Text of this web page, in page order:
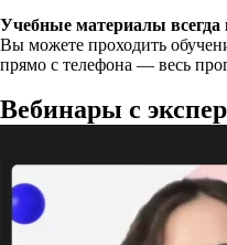
Учебные материалы всегда
Вы можете проходить
прямо с телефона — весь
Вебинары с